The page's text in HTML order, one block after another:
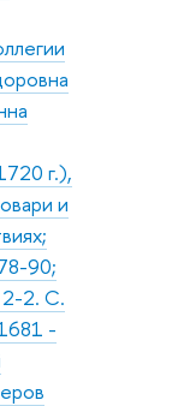
г.),
и
90;
2. С.
-